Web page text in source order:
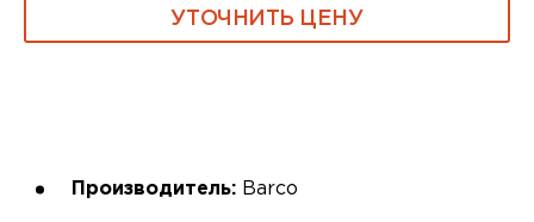
УТОЧНИТЬ ЦЕНУ
Производитель: Barco